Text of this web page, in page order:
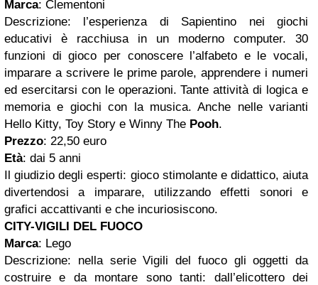
Marca: Clementoni
Descrizione: l’esperienza di Sapientino nei giochi
educativi è racchiusa in un moderno computer. 30
funzioni di gioco per conoscere l’alfabeto e le vocali,
imparare a scrivere le prime parole, apprendere i numeri
ed esercitarsi con le operazioni. Tante attività di logica e
memoria e giochi con la musica. Anche nelle varianti
Hello Kitty, Toy Story e Winny The Pooh.
Prezzo: 22,50 euro
Età: dai 5 anni
Il giudizio degli esperti: gioco stimolante e didattico, aiuta
divertendosi a imparare, utilizzando effetti sonori e
grafici accattivanti e che incuriosiscono.
CITY-VIGILI DEL FUOCO
Marca: Lego
Descrizione: nella serie Vigili del fuoco gli oggetti da
costruire e da montare sono tanti: dall’elicottero dei